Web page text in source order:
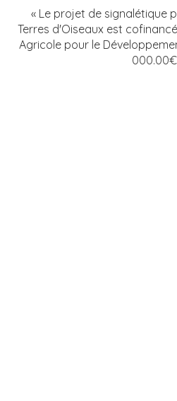
« Le projet de signalétique
Terres d'Oiseaux est
Agricole pour le